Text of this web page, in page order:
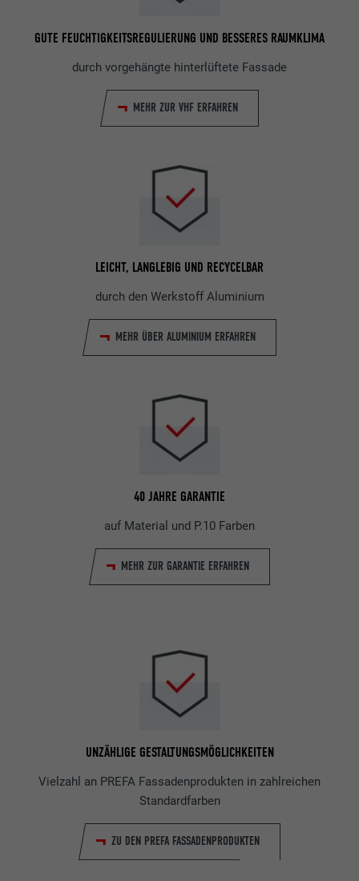
GUTE FEUCHTIGKEITSREGULIERUNG UND BESSERES RAUMKLIMA
durch vorgehängte hinterlüftete Fassade
MEHR ZUR VHF ERFAHREN
LEICHT, LANGLEBIG UND RECYCELBAR
durch den Werkstoff Aluminium
MEHR ÜBER ALUMINIUM ERFAHREN
40 JAHRE GARANTIE
auf Material und P.10 Farben
MEHR ZUR GARANTIE ERFAHREN
UNZÄHLIGE GESTALTUNGSMÖGLICHKEITEN
Vielzahl an PREFA Fassadenprodukten in zahlreichen
Standardfarben
ZU DEN PREFA FASSADENPRODUKTEN